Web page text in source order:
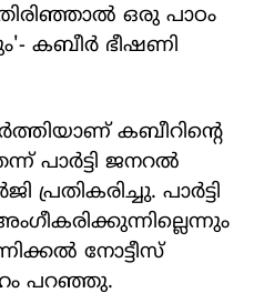
ഒരു പാഠം
കബീർ ഭീഷണി
കബീറിന്റെ
പാർട്ടി ജനറൽ
പ്രതികരിച്ചു. പാർട്ടി
നോട്ടീസ്‌
പറഞ്ഞു.